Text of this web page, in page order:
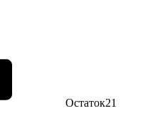
Остаток21